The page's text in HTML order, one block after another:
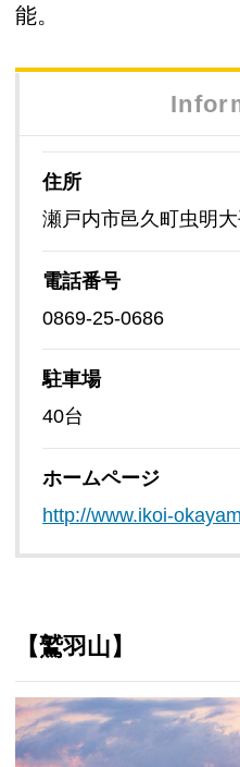
能。
住所
瀬戸内市邑久町虫明
電話番号
0869-25-0686
駐車場
40台
ホームページ
http://www.ikoi-
【鷲羽山】